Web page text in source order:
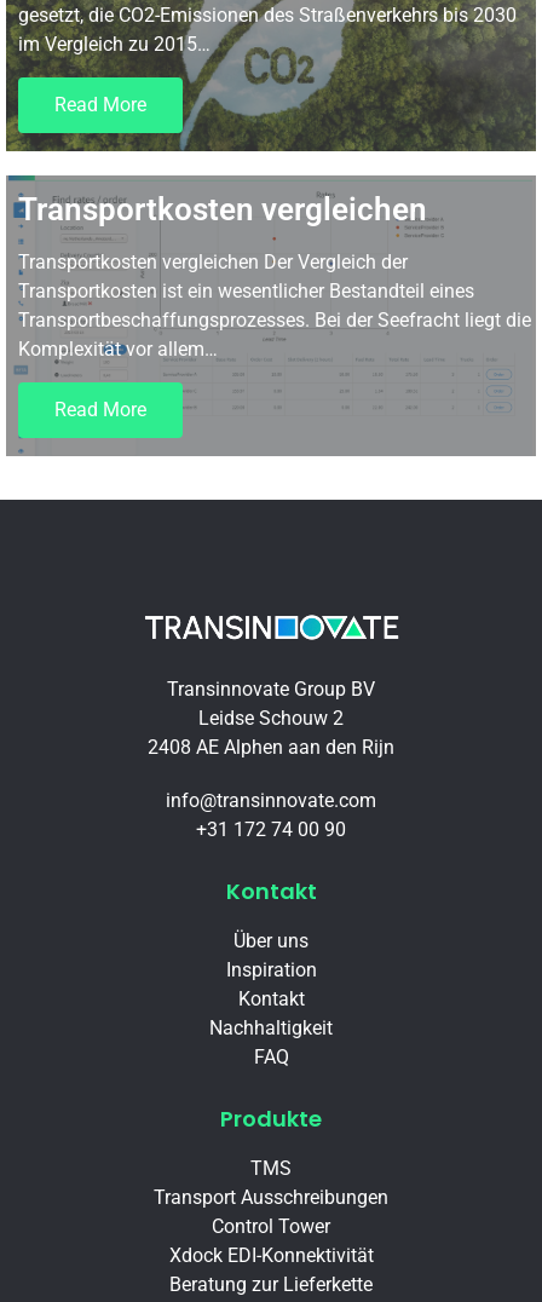
gesetzt, die CO2-Emissionen des Straßenverkehrs bis 2030
im Vergleich zu 2015…
Read More
Transportkosten vergleichen
Transportkosten vergleichen Der Vergleich der
Transportkosten ist ein wesentlicher Bestandteil eines
Transportbeschaffungsprozesses. Bei der Seefracht liegt die
Komplexität vor allem…
Read More
Transinnovate Group BV
Leidse Schouw 2
2408 AE Alphen aan den Rijn
info@transinnovate.com
+31 172 74 00 90
Kontakt
Über uns
Inspiration
Kontakt
Nachhaltigkeit
FAQ
Produkte
TMS
Transport Ausschreibungen
Control Tower
Xdock EDI-Konnektivität
Beratung zur Lieferkette